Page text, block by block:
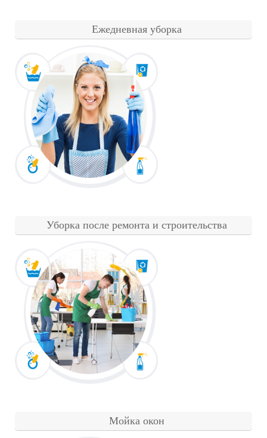
Ежедневная уборка
Уборка после ремонта и строительства
Мойка окон